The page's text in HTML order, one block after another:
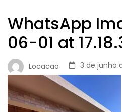
WhatsApp
06-01 at
Locacao 3 de junho